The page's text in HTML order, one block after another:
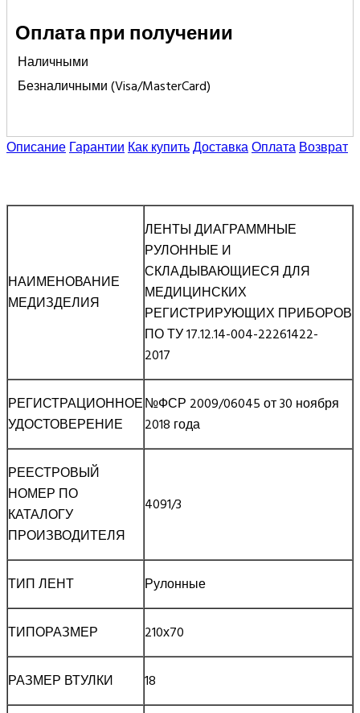
Оплата при получении
Наличными
Безналичными (Visa/MasterCard)
ОписаниеГарантииКак купитьДоставкаОплатаВозврат
НАИМЕНОВАНИЕ
МЕДИЗДЕЛИЯ
ЛЕНТЫ ДИАГРАММНЫЕ
РУЛОННЫЕ И
СКЛАДЫВАЮЩИЕСЯ ДЛЯ
МЕДИЦИНСКИХ
РЕГИСТРИРУЮЩИХ ПРИБОРОВ
ПО ТУ 17.12.14-004-22261422-
2017
РЕГИСТРАЦИОННОЕ
УДОСТОВЕРЕНИЕ
№ФСР 2009/06045 от 30 ноября
2018 года
РЕЕСТРОВЫЙ
НОМЕР ПО
КАТАЛОГУ
ПРОИЗВОДИТЕЛЯ
4091/3
ТИП ЛЕНТ Рулонные
ТИПОРАЗМЕР 210х70
РАЗМЕР ВТУЛКИ 18